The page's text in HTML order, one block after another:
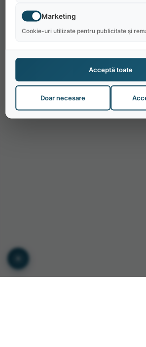
Marketing
Cookie-uri utilizate pentru publicitate și
Doar necesare
Acceptă toate